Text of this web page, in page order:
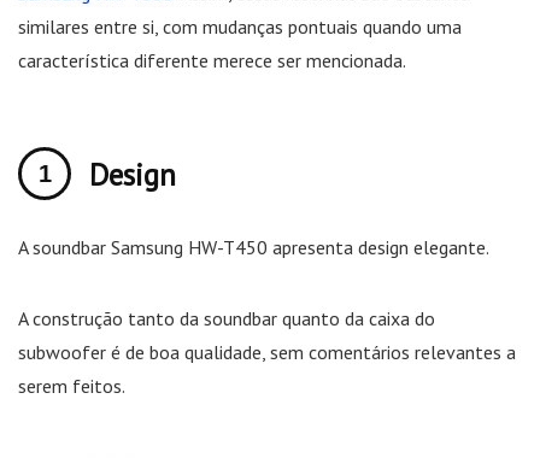
similares entre si, com mudanças pontuais quando uma
característica diferente merece ser mencionada.
Design
A soundbar Samsung HW-T450 apresenta design elegante.
A construção tanto da soundbar quanto da caixa do
subwoofer é de boa qualidade, sem comentários relevantes a
serem feitos.